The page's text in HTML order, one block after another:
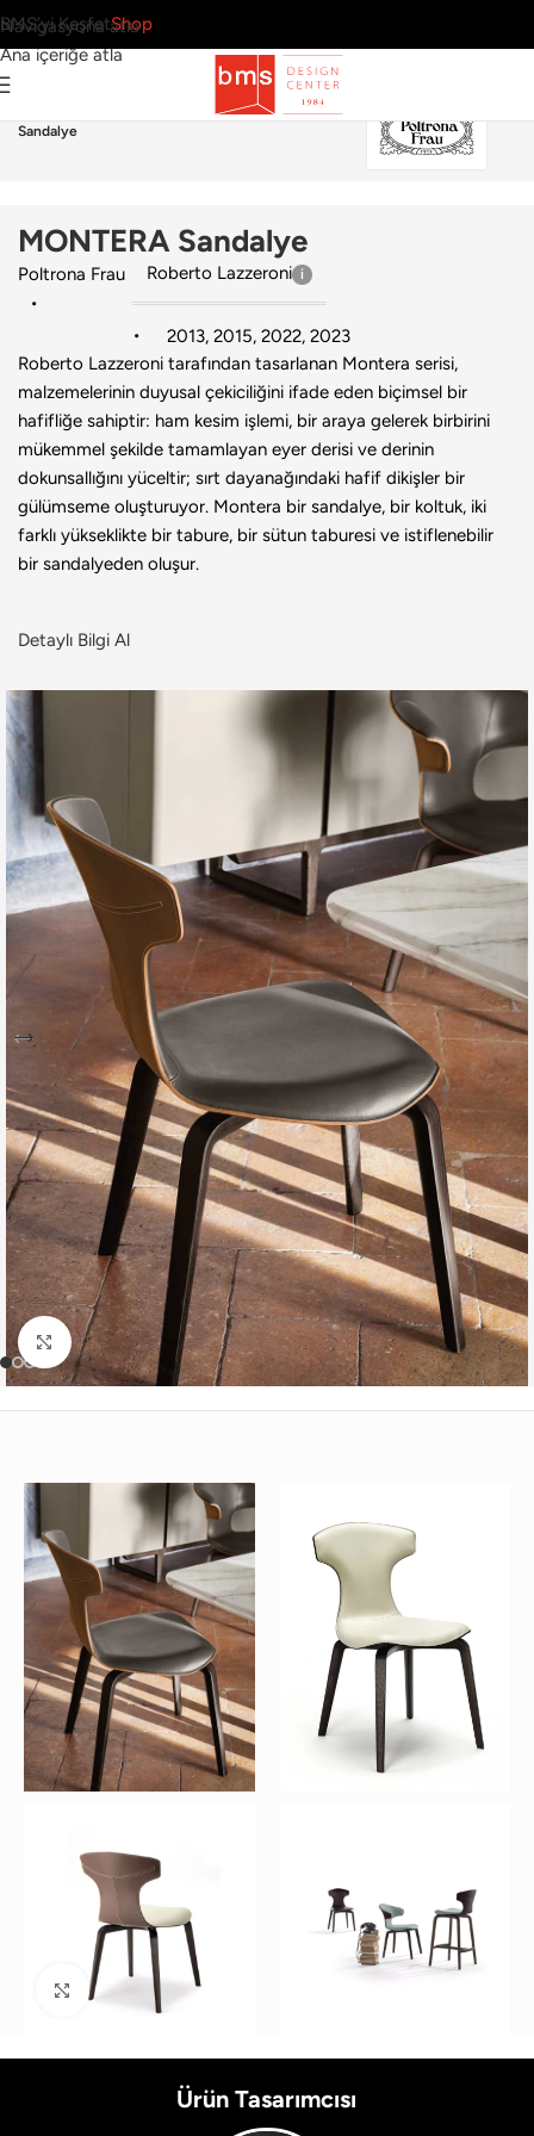
Navigasyona atla
Ana içeriğe atla
BMS’yi KeşfetShop
Poltrona Frau
MONTERA
Sandalye
MONTERA Sandalye
Poltrona Frau Roberto Lazzeroni
2013, 2015, 2022, 2023
Roberto Lazzeroni tarafından tasarlanan Montera serisi,
malzemelerinin duyusal çekiciliğini ifade eden biçimsel bir
hafifliğe sahiptir: ham kesim işlemi, bir araya gelerek birbirini
mükemmel şekilde tamamlayan eyer derisi ve derinin
dokunsallığını yüceltir; sırt dayanağındaki hafif dikişler bir
gülümseme oluşturuyor. Montera bir sandalye, bir koltuk, iki
farklı yükseklikte bir tabure, bir sütun taburesi ve istiflenebilir
bir sandalyeden oluşur.
Detaylı Bilgi Al
Büyütmek için tıklayın
Büyütmek için tıklayın
Ürün Tasarımcısı